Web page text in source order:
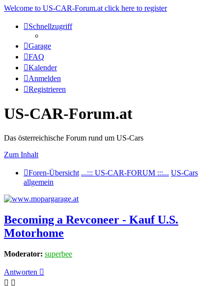
Welcome to US-CAR-Forum.at click here to register
Schnellzugriff
Garage
FAQ
Kalender
Anmelden
Registrieren
US-CAR-Forum.at
Das österreichische Forum rund um US-Cars
Zum Inhalt
Foren-Übersicht ...::: US-CAR-FORUM :::... US-Cars
allgemein
Becoming a Revconeer - Kauf U.S.
Motorhome
Moderator: superbee
Antworten